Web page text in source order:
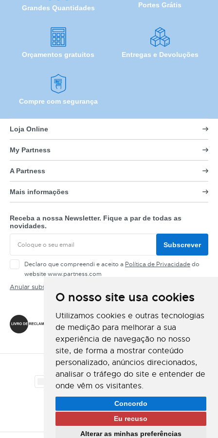
O nosso site usa cookies
Utilizamos cookies e outras tecnologias
de medição para melhorar a sua
experiência de navegação no nosso
site, de forma a mostrar conteúdo
personalizado, anúncios direcionados,
analisar o tráfego do site e entender de
onde vêm os visitantes.
Concordo
Eu recuso
Alterar as minhas preferências
Grandes Quantidades Portes Grátis
Orçamentos gratuitos Entregas e Devoluções
Compre com segurança
Loja Online
My Partness
A Partness
Mais informações
Receba a nossa Newsletter. Fique a par de todas as
novidades.
Subscrever
Declaro que compreendi e aceito a Política de Privacidadedo
website www.partness.com
Anular subscrição
Método de Pagamento
Método de Envio